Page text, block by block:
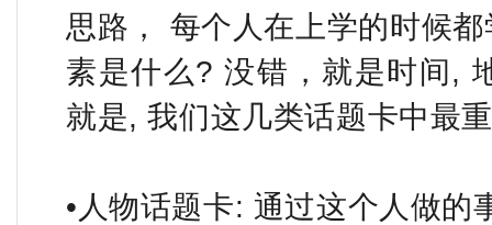
思路， 每个人在上学的时候
素是什么? 没错，就是时间,
就是, 我们这几类话题卡中最
•人物话题卡: 通过这个人做